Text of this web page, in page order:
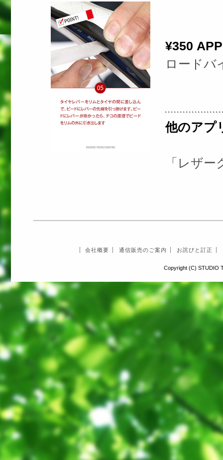
¥350
ロードバ
他のアプ
「レザ
会社概要 通信販売のご案内 お詫びと訂正
Copyright (C) STUDIO